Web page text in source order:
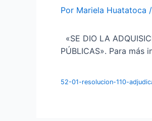
Por Mariela Huatatoca /
«SE DIO LA
PÚBLICAS». Para
52-01-resolucion-110-